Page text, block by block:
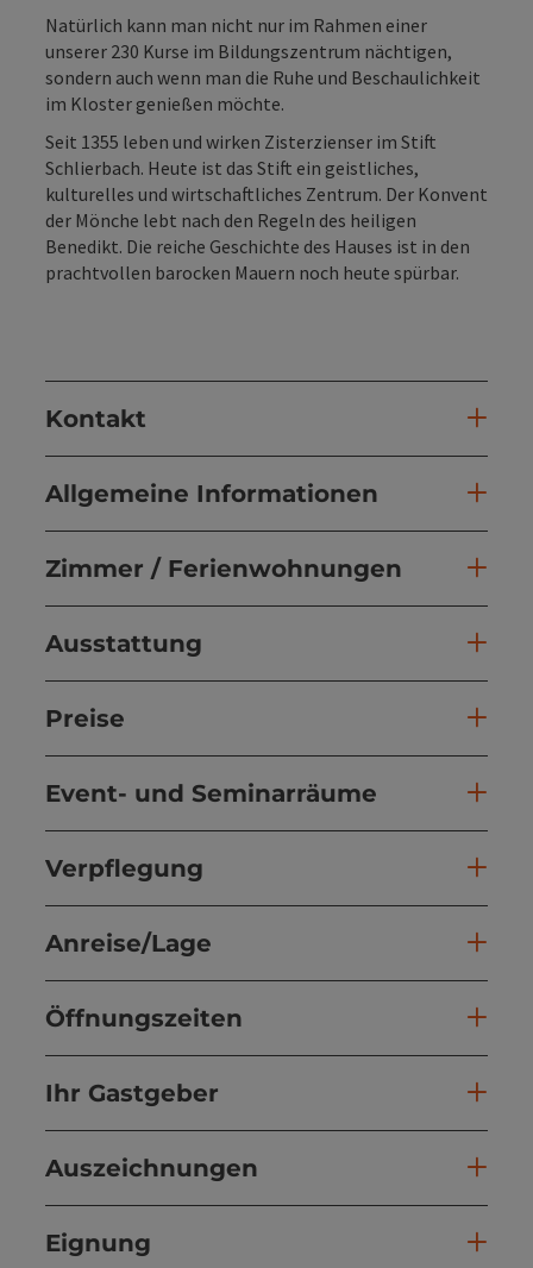
Natürlich kann man nicht nur im Rahmen einer
unserer 230 Kurse im Bildungszentrum nächtigen,
sondern auch wenn man die Ruhe und Beschaulichkeit
im Kloster genießen möchte.
Seit 1355 leben und wirken Zisterzienser im Stift
Schlierbach. Heute ist das Stift ein geistliches,
kulturelles und wirtschaftliches Zentrum. Der Konvent
der Mönche lebt nach den Regeln des heiligen
Benedikt. Die reiche Geschichte des Hauses ist in den
prachtvollen barocken Mauern noch heute spürbar.
Kontakt
Allgemeine Informationen
Zimmer / Ferienwohnungen
Ausstattung
Preise
Event- und Seminarräume
Verpflegung
Anreise/Lage
Öffnungszeiten
Ihr Gastgeber
Auszeichnungen
Eignung